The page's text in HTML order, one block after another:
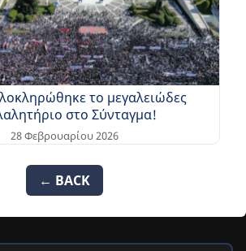
το μεγαλειώδες
στο Σύνταγμα!
28 Φεβρουαρίου 2026
← BACK